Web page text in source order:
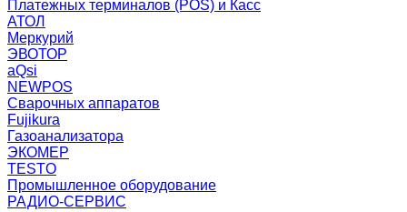
Платежных терминалов (POS) и Касс
АТОЛ
Меркурий
ЭВОТОР
aQsi
NEWPOS
Сварочных аппаратов
Fujikura
Газоанализатора
ЭКОМЕР
TESTO
Промышленное оборудование
РАДИО-СЕРВИС